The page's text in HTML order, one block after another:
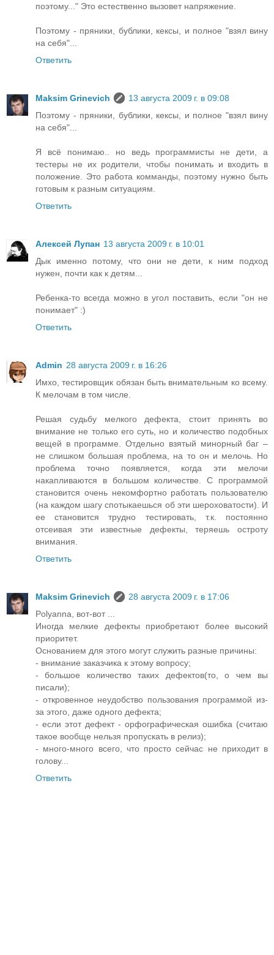
поэтому..." Это естественно вызовет напряжение.
Поэтому - пряники, бублики, кексы, и полное "взял вину
на себя"...
Ответить
Maksim Grinevich
13 августа 2009 г. в 09:08
Поэтому - пряники, бублики, кексы, и полное "взял вину
на себя"...
Я всё понимаю.. но ведь программисты не дети, а
тестеры не их родители, чтобы понимать и входить в
положение. Это работа комманды, поэтому нужно быть
готовым к разным ситуациям.
Ответить
Алексей Лупан 13 августа 2009 г. в 10:01
Дык именно потому, что они не дети, к ним подход
нужен, почти как к детям...
Ребенка-то всегда можно в угол поставить, если "он не
понимает" :)
Ответить
Admin 28 августа 2009 г. в 16:26
Имхо, тестировщик обязан быть внимательным ко всему.
К мелочам в том числе.
Решая судьбу мелкого дефекта, стоит принять во
внимание не только его суть, но и количество подобных
вещей в программе. Отдельно взятый минорный баг –
не слишком большая проблема, на то он и мелочь. Но
проблема точно появляется, когда эти мелочи
накапливаются в большом количестве. С программой
становится очень некомфортно работать пользователю
(на каждом шагу спотыкаешься об эти шероховатости). И
ее становится трудно тестировать, т.к. постоянно
отсеивая эти известные дефекты, теряешь остроту
внимания.
Ответить
Maksim Grinevich
28 августа 2009 г. в 17:06
Polyanna, вот-вот ...
Иногда мелкие дефекты приобретают более высокий
приоритет.
Основанием для этого могут служить разные причины:
- внимание заказчика к этому вопросу;
- большое количество таких дефектов(то, о чем вы
писали);
- откровенное неудобство пользования программой из-
за этого, даже одного дефекта;
- если этот дефект - орфографическая ошибка (считаю
такое вообще нельзя пропускать в релиз);
- много-много всего, что просто сейчас не приходит в
голову...
Ответить